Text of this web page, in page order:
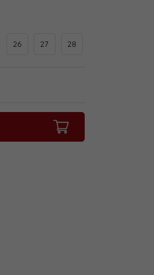
26 27 28